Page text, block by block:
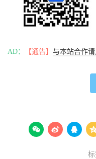
AD： 【通告】 与本站合作
  
标